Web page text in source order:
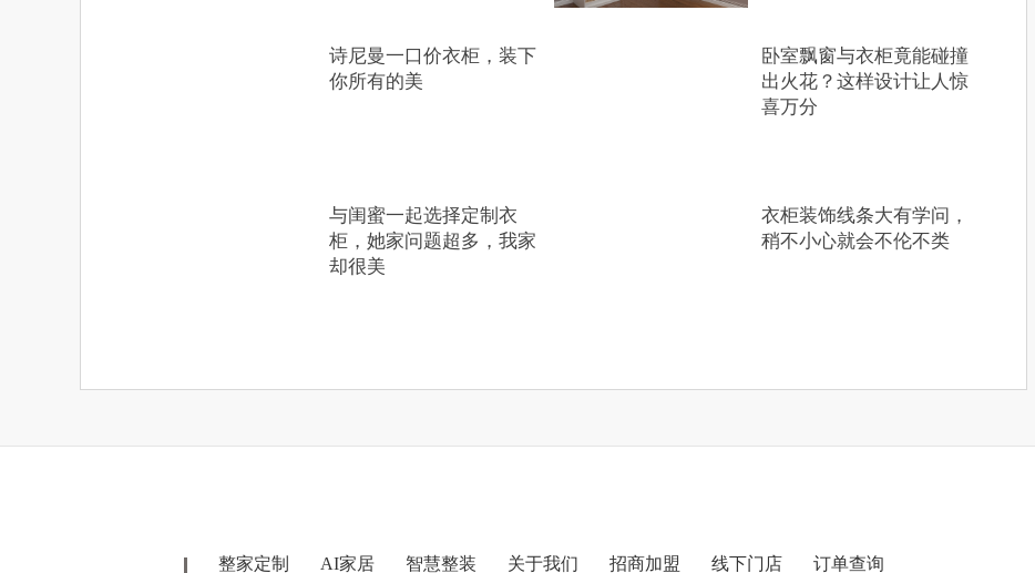
​诗尼曼一口价衣柜，装下
你所有的美
卧室飘窗与衣柜竟能碰撞
出火花？这样设计让人惊
喜万分
​与闺蜜一起选择定制衣
柜，她家问题超多，我家
却很美
​衣柜装饰线条大有学问，
稍不小心就会不伦不类
整家定制 AI家居 智慧整装 关于我们 招商加盟 线下门店 订单查询